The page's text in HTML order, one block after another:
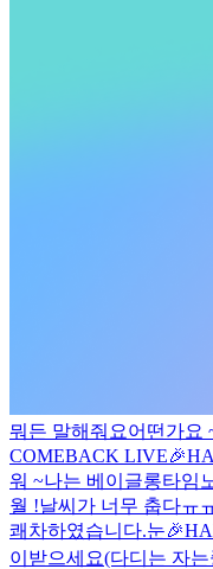
뭐든 말해줘요어떤가요
COMEBACK LIVE
워 ~나는 베이글롱타임
월 !날씨가 너무 춥다ㅠ
쾌차하였습니다.눈
이받으세요(다디는 자는